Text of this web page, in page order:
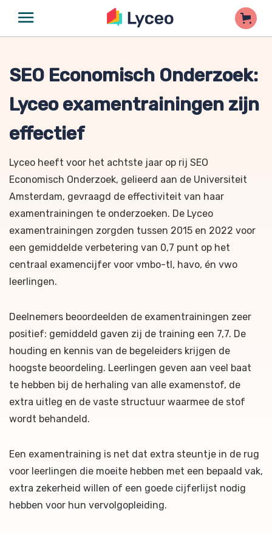
SEO Economisch Onderzoek:
Lyceo examentrainingen zijn
effectief
Lyceo heeft voor het achtste jaar op rij SEO
Economisch Onderzoek, gelieerd aan de Universiteit
Amsterdam, gevraagd de effectiviteit van haar
examentrainingen te onderzoeken. De Lyceo
examentrainingen zorgden tussen 2015 en 2022 voor
een gemiddelde verbetering van 0,7 punt op het
centraal examencijfer voor vmbo-tl, havo, én vwo
leerlingen.
Deelnemers beoordeelden de examentrainingen zeer
positief: gemiddeld gaven zij de training een 7,7. De
houding en kennis van de begeleiders krijgen de
hoogste beoordeling. Leerlingen geven aan veel baat
te hebben bij de herhaling van alle examenstof, de
extra uitleg en de vaste structuur waarmee de stof
wordt behandeld.
Een examentraining is net dat extra steuntje in de rug
voor leerlingen die moeite hebben met een bepaald vak,
extra zekerheid willen of een goede cijferlijst nodig
hebben voor hun vervolgopleiding.